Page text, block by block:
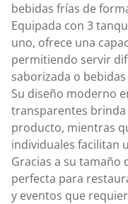
bebidas frías de
Equipada con 3
uno, ofrece una
permitiendo servir
saborizada o
Su diseño moderno
transparentes
producto, mientras
individuales facilitan
Gracias a su tamaño
perfecta para
y eventos que